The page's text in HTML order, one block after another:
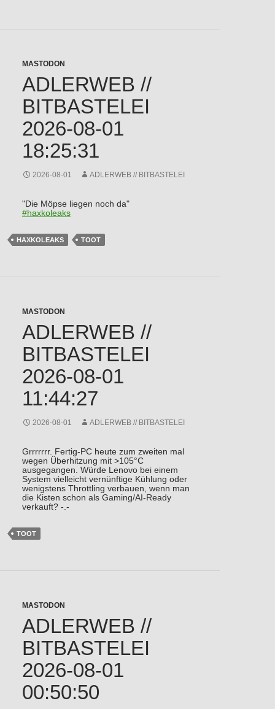
MASTODON
ADLERWEB //
BITBASTELEI
2026-08-01
18:25:31
2026-08-01 ADLERWEB // BITBASTELEI
"Die Möpse liegen noch da"
#haxkoleaks
HAXKOLEAKS TOOT
MASTODON
ADLERWEB //
BITBASTELEI
2026-08-01
11:44:27
2026-08-01 ADLERWEB // BITBASTELEI
Grrrrrrr. Fertig-PC heute zum zweiten mal
wegen Überhitzung mit >105°C
ausgegangen. Würde Lenovo bei einem
System vielleicht vernünftige Kühlung oder
wenigstens Throttling verbauen, wenn man
die Kisten schon als Gaming/AI-Ready
verkauft? -.-
TOOT
MASTODON
ADLERWEB //
BITBASTELEI
2026-08-01
00:50:50